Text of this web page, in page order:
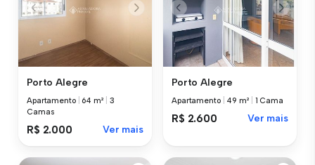
Porto Alegre
Apartamento 64 m²
3
Camas
R$ 2.000 Ver mais
Porto Alegre
Apartamento 49 m² 1 Cama
R$ 2.600 Ver mais